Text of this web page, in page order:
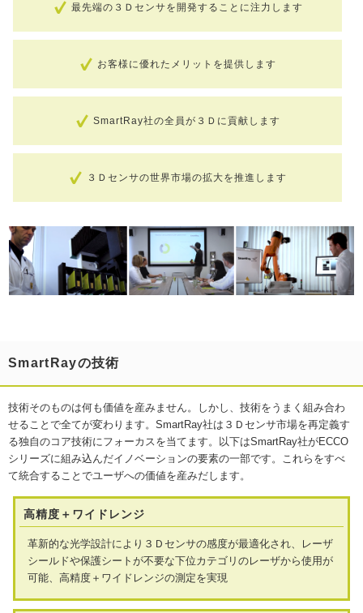
最先端の３Ｄセンサを開発することに注力します
お客様に優れたメリットを提供します
SmartRay社の全員が３Ｄに貢献します
３Ｄセンサの世界市場の拡大を推進します
SmartRayの技術
技術そのものは何も価値を産みません。しかし、技術をうまく組み合わ
せることで全てが変わります。SmartRay社は３Ｄセンサ市場を再定義す
る独自のコア技術にフォーカスを当てます。以下はSmartRay社がECCO
シリーズに組み込んだイノベーションの要素の一部です。これらをすべ
て統合することでユーザへの価値を産みだします。
高精度＋ワイドレンジ
革新的な光学設計により３Ｄセンサの感度が最適化され、レーザ
シールドや保護シートが不要な下位カテゴリのレーザから使用が
可能、高精度＋ワイドレンジの測定を実現